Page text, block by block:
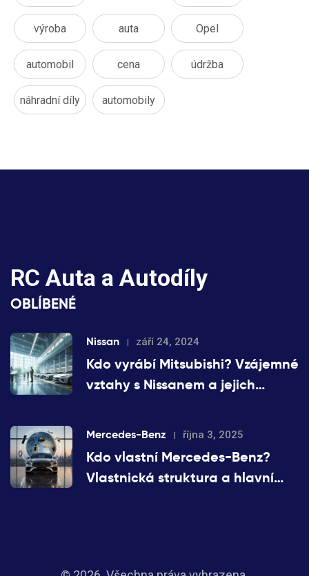
výroba auta Opel
automobil cena údržba
náhradní díly automobily
RC Auta a Autodíly
OBLÍBENÉ
Nissan září 24, 2024
Kdo vyrábí Mitsubishi? Vzájemné
vztahy s Nissanem a jejich
Mercedes-Benz října 3, 2025
Kdo vlastní Mercedes-Benz?
Vlastnická struktura a hlavní